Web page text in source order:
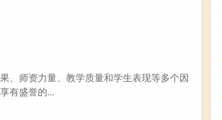
、师资力量、教学质量和学生表现等多个因
有盛誉的...